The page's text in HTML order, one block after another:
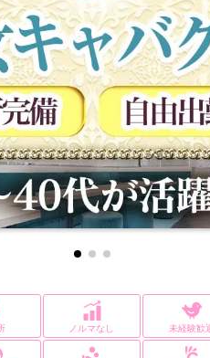
ノルマなし 未経験歓